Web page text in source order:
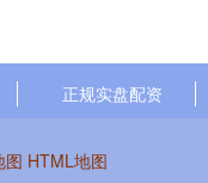
正规实盘配资
图 HTML地图